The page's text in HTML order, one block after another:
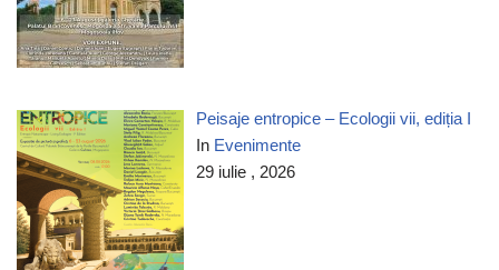
Peisaje entropice – Ecologii vii, ediția I
In Evenimente
29 iulie , 2026